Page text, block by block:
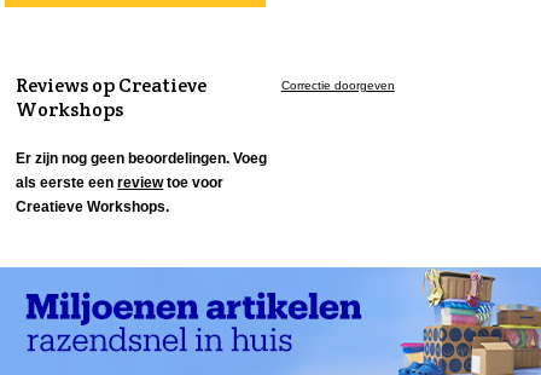
Reviews op Creatieve
Workshops
Er zijn nog geen beoordelingen. Voeg
als eerste eenreviewtoe voor
Creatieve Workshops.
Correctie doorgeven